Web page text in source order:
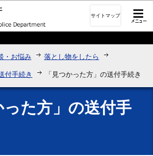
このページの本文へ移動
サイトマップ
・お悩み 落とし物をしたら
付手続き 「見つかった方」の送付手続き
った方」の送付手